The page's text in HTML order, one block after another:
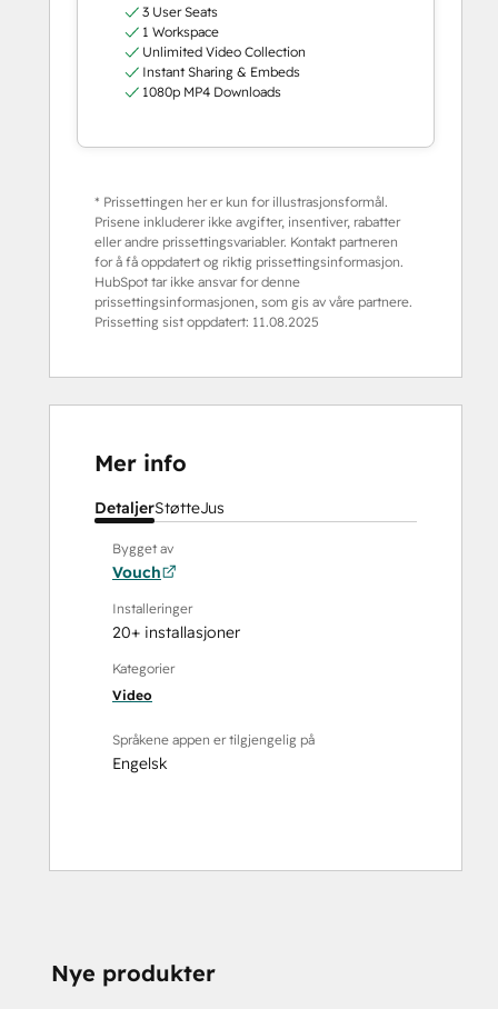
3 User Seats
1 Workspace
Unlimited Video Collection
Instant Sharing & Embeds
1080p MP4 Downloads
* Prissettingen her er kun for illustrasjonsformål.
Prisene inkluderer ikke avgifter, insentiver, rabatter
eller andre prissettingsvariabler. Kontakt partneren
for å få oppdatert og riktig prissettingsinformasjon.
HubSpot tar ikke ansvar for denne
prissettingsinformasjonen, som gis av våre partnere.
Prissetting sist oppdatert: 11.08.2025
Mer info
DetaljerStøtteJus
Bygget av
Vouch
Installeringer
20+ installasjoner
Kategorier
Video
Språkene appen er tilgjengelig på
Engelsk
Nye produkter